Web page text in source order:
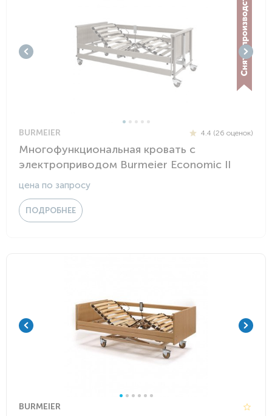
BURMEIER 4.4 (26 оценок)
Многофункциональная кровать с
электроприводом Burmeier Economic II
цена по запросу
ПОДРОБНЕЕ
BURMEIER